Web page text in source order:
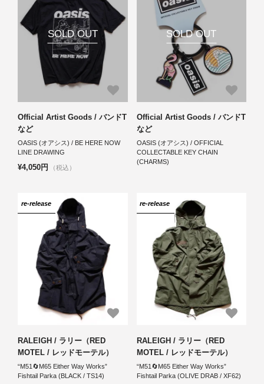
SOLD OUT
Official Artist Goods / バンドT
など
OASIS (オアシス) / BE HERE NOW
LINE DRAWING
¥4,050円 （税込）
SOLD OUT
Official Artist Goods / バンドT
など
OASIS (オアシス) / OFFICIAL
COLLECTABLE KEY CHAIN
(CHARMS)
re-release
RALEIGH / ラリー（RED
MOTEL / レッドモーテル）
“M51🔄M65 Either Way Works”
Fishtail Parka (BLACK / TS14)
re-release
RALEIGH / ラリー（RED
MOTEL / レッドモーテル）
“M51🔄M65 Either Way Works”
Fishtail Parka (OLIVE DRAB / XF62)